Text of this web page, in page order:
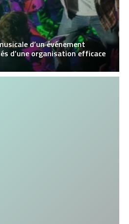
d’un événement
d’une organisation efficace